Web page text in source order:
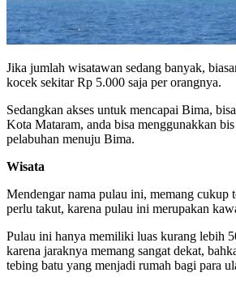
Jika jumlah wisatawan sedang banyak,
kocek sekitar Rp 5.000 saja per orangnya.
Sedangkan akses untuk mencapai Bima,
Kota Mataram, anda bisa menggunakkan
pelabuhan menuju Bima.
Wisata
Mendengar nama pulau ini, memang cukup
perlu takut, karena pulau ini merupakan
Pulau ini hanya memiliki luas kurang lebih
karena jaraknya memang sangat dekat,
tebing batu yang menjadi rumah bagi para